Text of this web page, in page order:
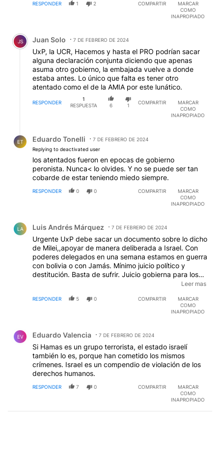
RESPONDER 1 2 COMPARTIR
MARCAR
COMO
INAPROPIADO
Comentario de Juan Solo.
JS Juan Solo 7 DE FEBRERO DE 2024
UxP, la UCR, Hacemos y hasta el PRO podrían sacar
alguna declaración conjunta diciendo que apenas
asuma otro gobierno, la embajada vuelve a donde
estaba antes. Lo único que falta es tener otro
atentado como el de la AMIA por este lunático.
RESPONDER
1
RESPUESTA
6 1
COMPARTIR
MARCAR
COMO
INAPROPIADO
ET Eduardo Tonelli
7 DE FEBRERO DE 2024
Replying to deactivated user
los atentados fueron en epocas de gobierno
peronista. Nunca< lo olvides. Y no se puede ser tan
cobarde de estar teniendo miedo siempre.
RESPONDER 0 0 COMPARTIR
MARCAR
COMO
INAPROPIADO
LA Luis Andrés Márquez 7 DE FEBRERO DE 2024
Urgente UxP debe sacar un documento sobre lo dicho
de Milei,,apoyar de manera deliberada a Israel. Con
poderes delegados en una semana estamos en guerra
con bolivia o con Jamás. Mínimo juicio político y
destitución. Basta de sufrir. Juicio gobierna para los
gobierne para EEUU e israel
Leer mas
RESPONDER 5 0 COMPARTIR
MARCAR
COMO
INAPROPIADO
EV Eduardo Valencia 7 DE FEBRERO DE 2024
Si Hamas es un grupo terrorista, el estado israelí
también lo es, porque han cometido los mismos
crímenes. Israel es un compendio de violación de los
derechos humanos.
RESPONDER 7 0 COMPARTIR
MARCAR
COMO
INAPROPIADO